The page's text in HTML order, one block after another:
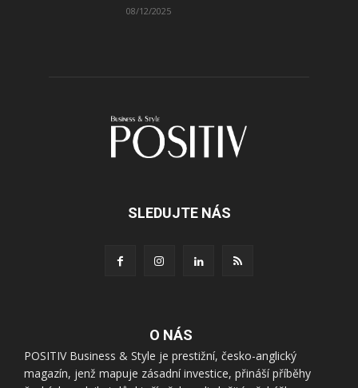
08/12/2025
SLEDUJTE NÁS
O NÁS
POSITIV Business & Style je prestižní, česko-anglický
magazín, jenž mapuje zásadní investice, přináší příběhy